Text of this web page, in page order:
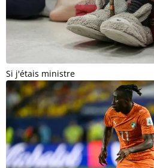
Si j'étais ministre